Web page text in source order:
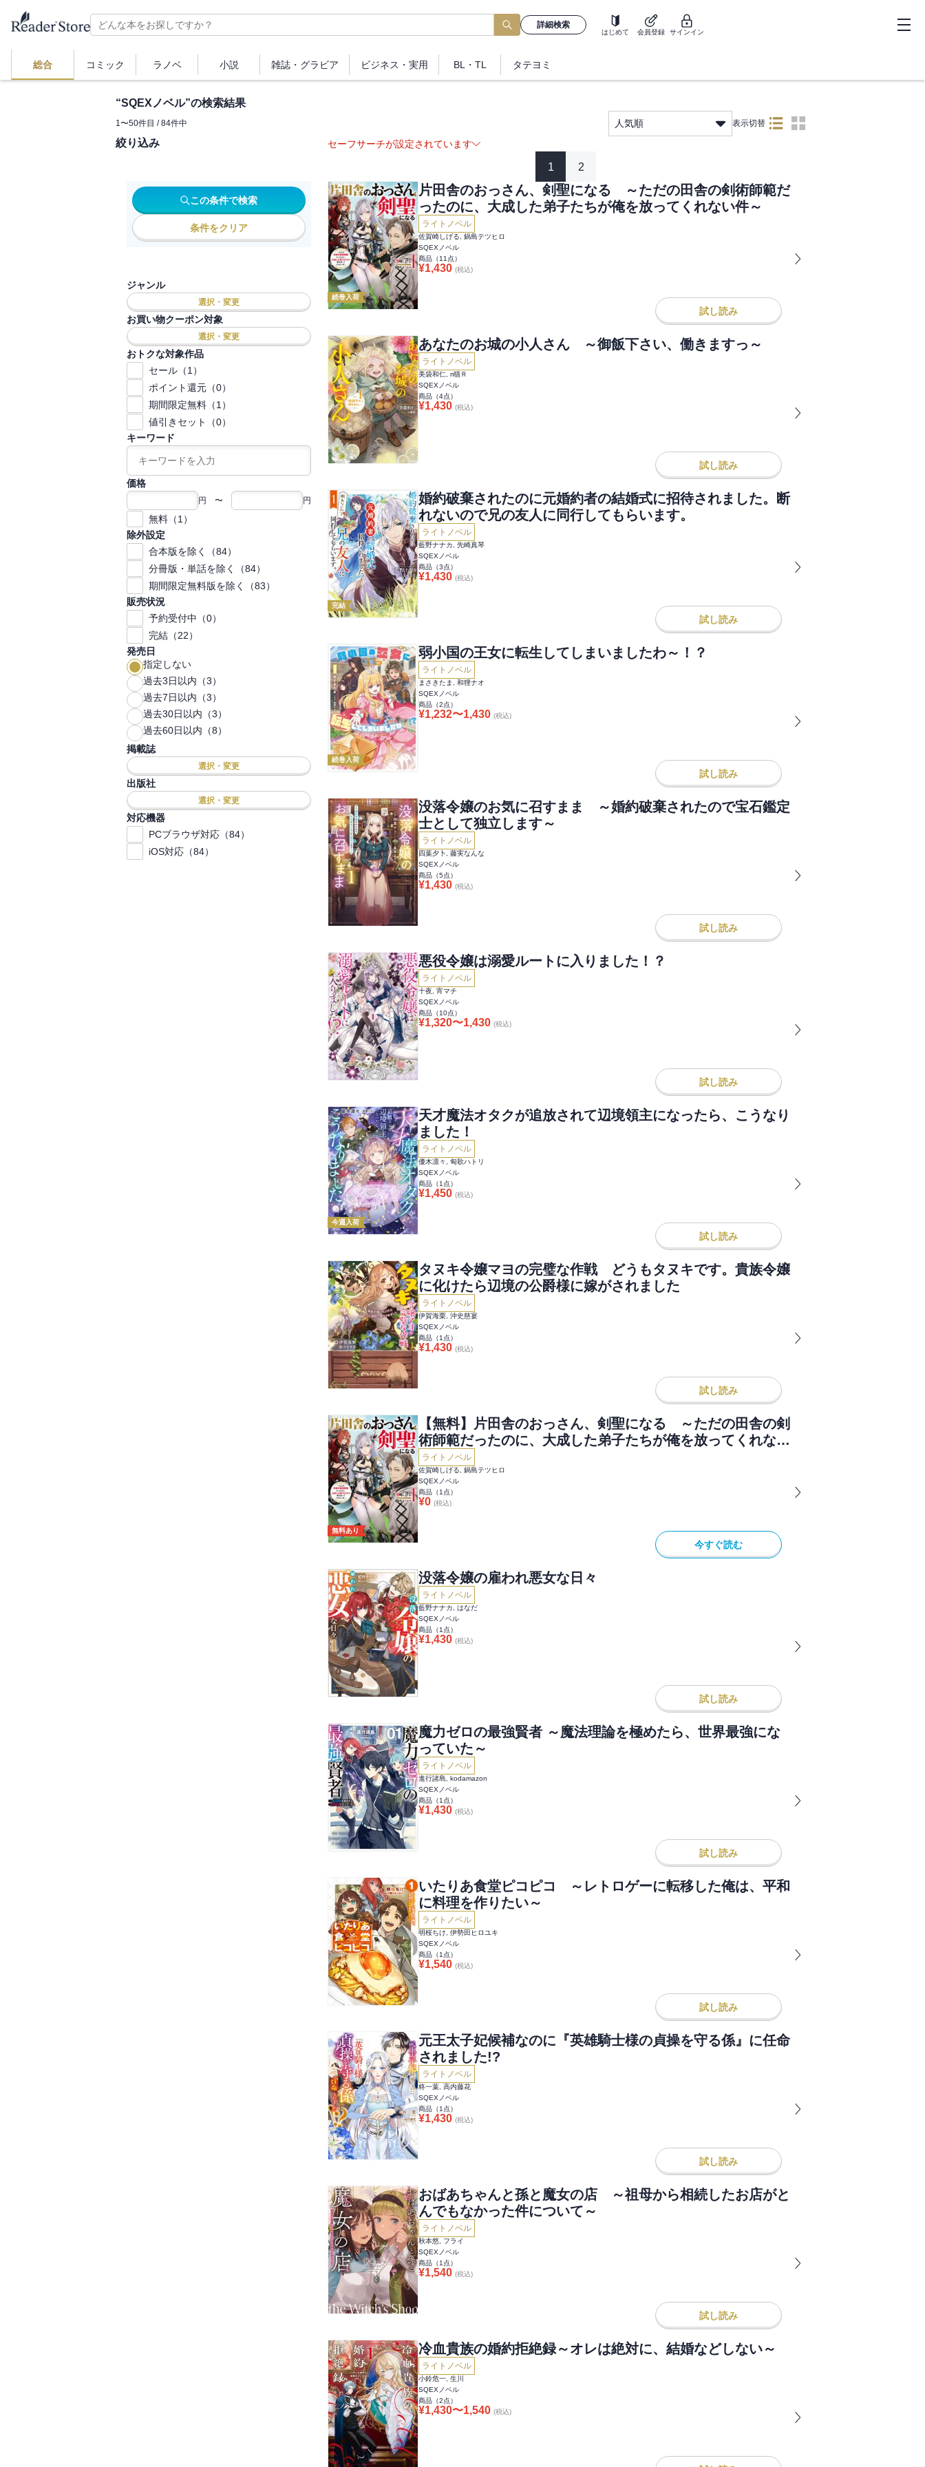
詳細検索
はじめて 会員登録 サインイン
総合 コミック ラノベ 小説 雑誌・ グラビア ビジネス ・実用 BL・TL タテヨミ
“SQEXノベル”の検索結果
1〜50件目 / 84件中 人気順 表示切替
絞り込み
この条件で検索
条件をクリア
ジャンル
選択・変更
お買い物クーポン対象
選択・変更
おトクな対象作品
セール（1）
ポイント還元（0）
期間限定無料（1）
値引きセット（0）
キーワード
価格
円 〜 円
無料（1）
除外設定
合本版を除く（84）
分冊版・単話を除く（84）
期間限定無料版を除く（83）
販売状況
予約受付中（0）
完結（22）
発売日
指定しない
過去3日以内（3）
過去7日以内（3）
過去30日以内（3）
過去60日以内（8）
掲載誌
選択・変更
出版社
選択・変更
対応機器
PCブラウザ対応（84）
iOS対応（84）
セーフサーチが設定されています
1 2
続巻入荷
片田舎のおっさん、剣聖になる ～ただの田舎の剣術師範だ
ったのに、大成した弟子たちが俺を放ってくれない件～
ライトノベル
佐賀崎しげる, 鍋島テツヒロ
SQEXノベル
商品（11 点）
¥1,430 (税込)
試し読み
あなたのお城の小人さん ～御飯下さい、働きますっ～
ライトノベル
美袋和仁, п猫Ｒ
SQEXノベル
商品（4点）
¥1,430 (税込)
試し読み
完結
婚約破棄されたのに元婚約者の結婚式に招待されました。断
れないので兄の友人に同行してもらいます。
ライトノベル
藍野ナナカ, 先崎真琴
SQEXノベル
商品（3点）
¥1,430 (税込)
試し読み
続巻入荷
弱小国の王女に転生してしまいましたわ～！？
ライトノベル
まさきたま, 和狸ナオ
SQEXノベル
商品（2点）
¥1,232〜1,430 (税込)
試し読み
没落令嬢のお気に召すまま ～婚約破棄されたので宝石鑑定
士として独立します～
ライトノベル
四葉夕卜, 藤実なんな
SQEXノベル
商品（5点）
¥1,430 (税込)
試し読み
悪役令嬢は溺愛ルートに入りました！？
ライトノベル
十夜, 宵マチ
SQEXノベル
商品（10点）
¥1,320〜1,430 (税込)
試し読み
今週入荷
天才魔法オタクが追放されて辺境領主になったら、こうなり
ました！
ライトノベル
優木凛々, 匈歌ハトリ
SQEXノベル
商品（1 点）
¥1,450 (税込)
試し読み
タヌキ令嬢マヨの完璧な作戦 どうもタヌキです。貴族令嬢
に化けたら辺境の公爵様に嫁がされました
ライトノベル
伊賀海栗, 沖史慈宴
SQEXノベル
商品（1 点）
¥1,430 (税込)
試し読み
無料あり
【無料】片田舎のおっさん、剣聖になる ～ただの田舎の剣
術師範だったのに、大成した弟子たちが俺を放ってくれない
件～
ライトノベル
佐賀崎しげる, 鍋島テツヒロ
SQEXノベル
商品（1 点）
¥0 (税込)
今すぐ読む
没落令嬢の雇われ悪女な日々
ライトノベル
藍野ナナカ, はなだ
SQEXノベル
商品（1 点）
¥1,430 (税込)
試し読み
魔力ゼロの最強賢者 ～魔法理論を極めたら、世界最強にな
っていた～
ライトノベル
進行諸島, kodamazon
SQEXノベル
商品（1 点）
¥1,430 (税込)
試し読み
いたりあ食堂ピコピコ ～レトロゲーに転移した俺は、平和
に料理を作りたい～
ライトノベル
明桜ちけ, 伊勢田ヒロユキ
SQEXノベル
商品（1 点）
¥1,540 (税込)
試し読み
元王太子妃候補なのに『英雄騎士様の貞操を守る係』に任命
されました!?
ライトノベル
柊一葉, 高内藤花
SQEXノベル
商品（1 点）
¥1,430 (税込)
試し読み
おばあちゃんと孫と魔女の店 ～祖母から相続したお店がと
んでもなかった件について～
ライトノベル
秋本悠, フライ
SQEXノベル
商品（1 点）
¥1,540 (税込)
試し読み
冷血貴族の婚約拒絶録～オレは絶対に、結婚などしない～
ライトノベル
小鈴危一, 生川
SQEXノベル
商品（2点）
¥1,430〜1,540 (税込)